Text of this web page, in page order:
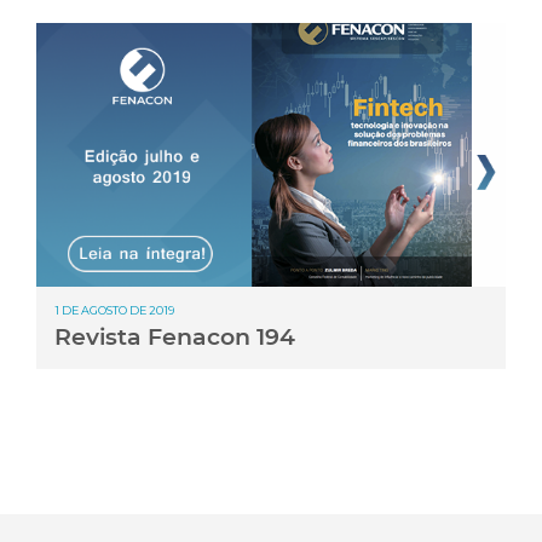
1 DE AGOSTO DE 2019
Revista Fenacon 194